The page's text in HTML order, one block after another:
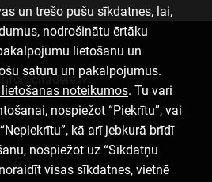
un trešo pušu sīkdatnes, lai,
nodrošinātu ērtāku
lietošanu un
saturu un pakalpojumus.
noteikumos. Tu vari
nospiežot “Piekrītu”, vai
kā arī jebkurā brīdī
nospiežot uz “Sīkdatņu
visas sīkdatnes, vietnē
info@citadele.lv